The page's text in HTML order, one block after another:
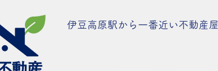
伊豆高原駅から一番近い不動産屋